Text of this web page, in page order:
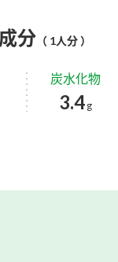
分 （ 1人分 ）
炭水化物
3.4g